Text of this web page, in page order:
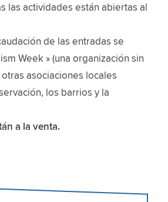
las actividades están abiertas al
de las entradas se
Week » (una organización sin
asociaciones locales
los barrios y la
a la venta.